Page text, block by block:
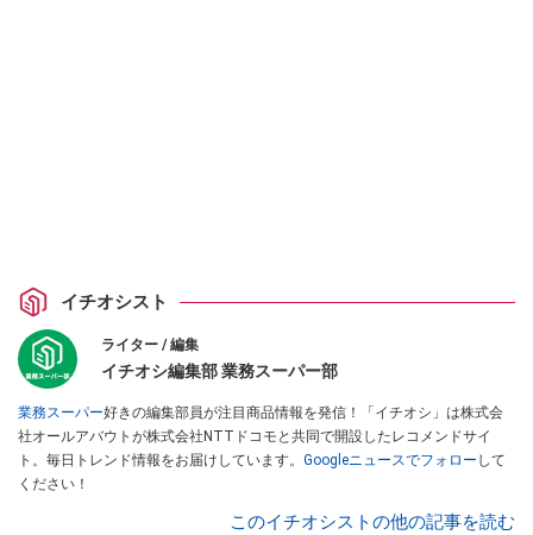
イチオシスト
ライター / 編集
イチオシ編集部 業務スーパー部
業務スーパー好きの編集部員が注目商品情報を発信！「イチオシ」は株式会
社オールアバウトが株式会社NTTドコモと共同で開設したレコメンドサイ
ト。毎日トレンド情報をお届けしています。 Googleニュースでフォロー して
ください！
このイチオシストの他の記事を読む